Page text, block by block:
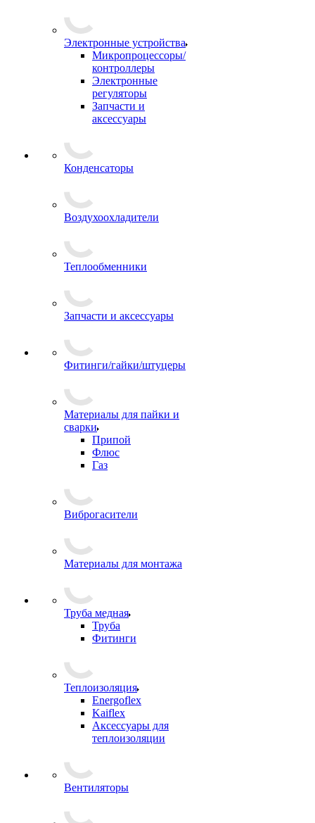
Электронные устройства
Микропроцессоры/
контроллеры
Электронные
регуляторы
Запчасти и
аксессуары
Конденсаторы
Воздухоохладители
Теплообменники
Запчасти и аксессуары
Фитинги/гайки/штуцеры
Материалы для пайки и
сварки
Припой
Флюс
Газ
Виброгасители
Материалы для монтажа
Труба медная
Труба
Фитинги
Теплоизоляция
Energoflex
Kaiflex
Аксессуары для
теплоизоляции
Вентиляторы